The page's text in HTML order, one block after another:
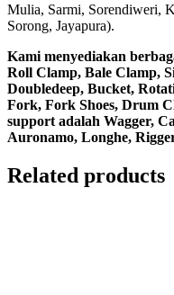
Mulia, Sarmi, Sorendiweri,
Sorong, Jayapura).
Kami menyediakan
Roll Clamp, Bale Clamp,
Doubledeep, Bucket,
Fork, Fork Shoes, Drum
support adalah Wagger,
Auronamo, Longhe,
Related products